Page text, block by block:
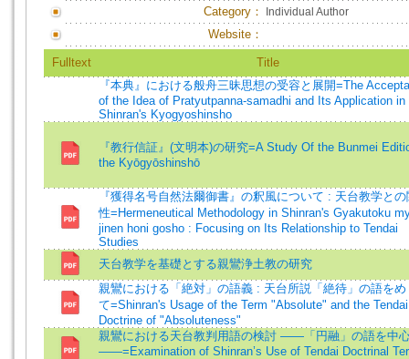
Category： Individual Author
Website：
Fulltext
Title
『本典』における般舟三昧思想の受容と展開=The
of the Idea of Pratyutpanna-samadhi and Its Application in
Shinran's Kyogyoshinsho
『教行信証』(文明本)の研究=A Study Of the Bunmei
the Kyōgyōshinshō
『獲得名号自然法爾御書』の釈風について : 天台教学と
性=Hermeneutical Methodology in Shinran's Gyakutoku
jinen honi gosho : Focusing on Its Relationship to Tendai
Studies
天台教学を基礎とする親鸞浄土教の研究
親鸞における「絶対」の語義 : 天台所説「絶待」の語をめ
て=Shinran's Usage of the Term "Absolute" and the Tendai
Doctrine of "Absoluteness"
親鸞における天台教判用語の検討 ――「円融」の語を中
――=Examination of Shinran’s Use of Tendai Doctrinal